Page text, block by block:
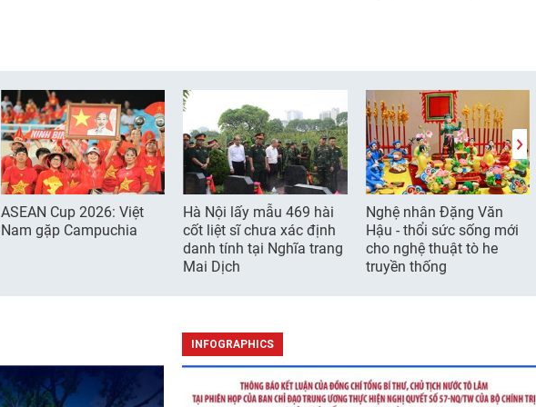
ASEAN Cup 2026: Việt
Nam gặp Campuchia
Hà Nội lấy mẫu 469 hài
cốt liệt sĩ chưa xác định
danh tính tại Nghĩa trang
Mai Dịch
Nghệ nhân Đặng Văn
Hậu - thổi sức sống mới
cho nghệ thuật tò he
truyền thống
INFOGRAPHICS